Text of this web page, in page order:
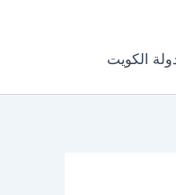
الكويت